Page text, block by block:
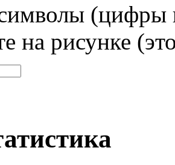
(цифры
на рисунке